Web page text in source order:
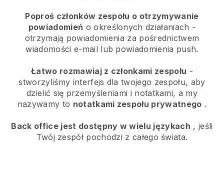
Poproś członków zespołu o otrzymywanie
powiadomień o określonych działaniach -
otrzymają powiadomienia za pośrednictwem
wiadomości e-mail lub powiadomienia push.
Łatwo rozmawiaj z członkami zespołu -
stworzyliśmy interfejs dla twojego zespołu, aby
dzielić się przemyśleniami i notatkami, a my
nazywamy to notatkami zespołu prywatnego .
Back office jest dostępny w wielu językach , jeśli
Twój zespół pochodzi z całego świata.